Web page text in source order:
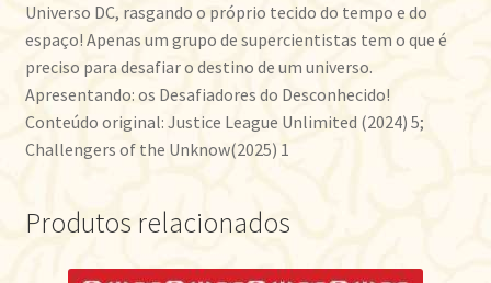
Universo DC, rasgando o próprio tecido do tempo e do
espaço! Apenas um grupo de supercientistas tem o que é
preciso para desafiar o destino de um universo.
Apresentando: os Desafiadores do Desconhecido!
Conteúdo original: Justice League Unlimited (2024) 5;
Challengers of the Unknow(2025) 1
Produtos relacionados